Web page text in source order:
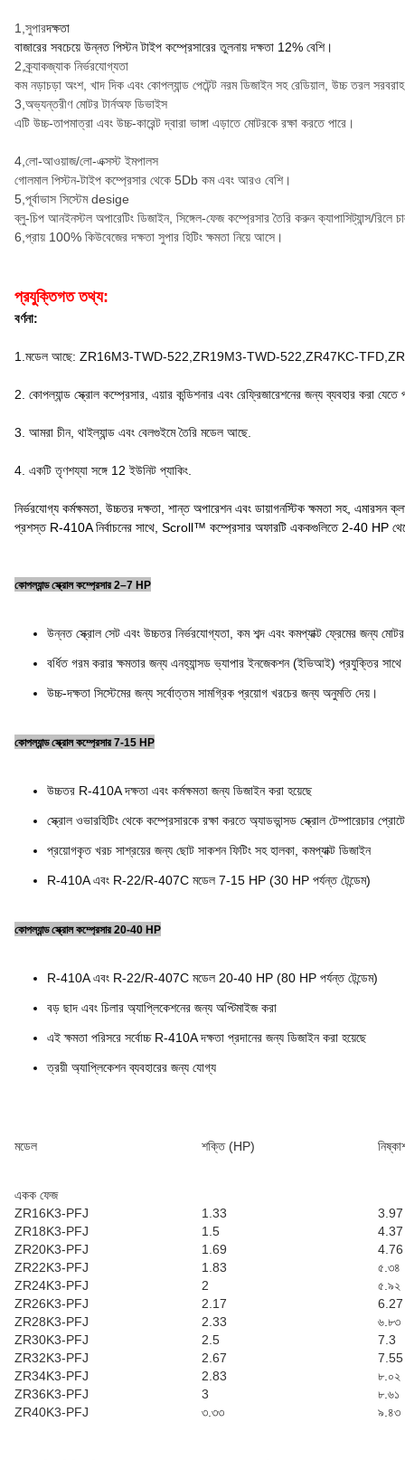
1 সুপারদক্ষতা
বাজারের সবচেয়ে উন্নত পিস্টন টাইপ কম্প্রেসারের তুলনায় দক্ষতা 12% বেশি।
2 ,ক্র্যাকজ্যাক নির্ভরযোগ্যতা
কম নড়াচড়া অংশ, খাদ দিক এবং কোপল্যান্ড পেটেন্ট নরম ডিজাইন সহ রেডিয়াল, উচ্চ তরল
3 অভ্যন্তরীণ মোটর টার্নঅফ ডিভাইস
এটি উচ্চ-তাপমাত্রা এবং উচ্চ-কারেন্ট দ্বারা ভাঙ্গা এড়াতে মোটরকে রক্ষা করতে পারে।
4 লো-আওয়াজ/লো-এক্সস্ট ইমপালস
গোলমাল পিস্টন-টাইপ কম্প্রেসার থেকে 5Db কম এবং আরও বেশি।
5 পূর্বাভাস সিস্টেম desige
ব্লু-চিপ আনইনস্টল অপারেটিং ডিজাইন, সিঙ্গেল-ফেজ কম্প্রেসার তৈরি করুন ক্যাপাসিট্যান্স/রিলে
6 প্রায় 100% কিউবেজের দক্ষতা সুপার হিটিং ক্ষমতা নিয়ে আসে।
প্রযুক্তিগত তথ্য:
বর্ণনা:
1.মডেল আছে: ZR16M3-TWD-522,ZR19M3-TWD-522,ZR47KC-
2. কোপল্যান্ড স্ক্রোল কম্প্রেসার, এয়ার কন্ডিশনার এবং রেফ্রিজারেশনের জন্য ব্যবহার করা যেতে
3. আমরা চীন, থাইল্যান্ড এবং বেলগুইমে তৈরি মডেল আছে.
4. একটি তৃণশয্যা সঙ্গে 12 ইউনিট প্যাকিং.
নির্ভরযোগ্য কর্মক্ষমতা, উচ্চতর দক্ষতা, শান্ত অপারেশন এবং ডায়াগনস্টিক ক্ষমতা সহ,
প্রশস্ত R-410A নির্বাচনের সাথে, Scroll™ কম্প্রেসার অফারটি এককগুলিতে 2-40 HP
কোপল্যান্ড স্ক্রোল কম্প্রেসার 2–7 HP
উন্নত স্ক্রোল সেট এবং উচ্চতর নির্ভরযোগ্যতা, কম শব্দ এবং কমপ্যাক্ট ফ্রেমের জন্য
বর্ধিত গরম করার ক্ষমতার জন্য এনহ্যান্সড ভ্যাপার ইনজেকশন (ইভিআই) প্রযুক্তির
উচ্চ-দক্ষতা সিস্টেমের জন্য সর্বোত্তম সামগ্রিক প্রয়োগ খরচের জন্য অনুমতি দেয়।
কোপল্যান্ড স্ক্রোল কম্প্রেসার 7-15 HP
উচ্চতর R-410A দক্ষতা এবং কর্মক্ষমতা জন্য ডিজাইন করা হয়েছে
স্ক্রোল ওভারহিটিং থেকে কম্প্রেসারকে রক্ষা করতে অ্যাডভান্সড স্ক্রোল টেম্পারেচার
প্রয়োগকৃত খরচ সাশ্রয়ের জন্য ছোট সাকশন ফিটিং সহ হালকা, কমপ্যাক্ট ডিজাইন
R-410A এবং R-22/R-407C মডেল 7-15 HP (30 HP পর্যন্ত টেন্ডেম)
কোপল্যান্ড স্ক্রোল কম্প্রেসার 20-40 HP
R-410A এবং R-22/R-407C মডেল 20-40 HP (80 HP পর্যন্ত টেন্ডেম)
বড় ছাদ এবং চিলার অ্যাপ্লিকেশনের জন্য অপ্টিমাইজ করা
এই ক্ষমতা পরিসরে সর্বোচ্চ R-410A দক্ষতা প্রদানের জন্য ডিজাইন করা হয়েছে
ত্রয়ী অ্যাপ্লিকেশন ব্যবহারের জন্য যোগ্য
মডেল শক্তি (HP)
একক ফেজ
ZR16K3-PFJ
1.33
3.97
ZR18K3-PFJ
1.5
4.37
ZR20K3-PFJ
1.69
4.76
ZR22K3-PFJ
1.83
৫.৩৪
ZR24K3-PFJ
2
৫.৯২
ZR26K3-PFJ
2.17
6.27
ZR28K3-PFJ
2.33
৬.৮৩
ZR30K3-PFJ
2.5
7.3
ZR32K3-PFJ
2.67
7.55
ZR34K3-PFJ
2.83
৮.০২
ZR36K3-PFJ
3
৮.৬১
ZR40K3-PFJ
৩.৩৩ ৯.৪৩